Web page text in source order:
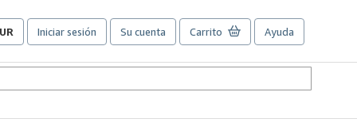
Iniciar sesión Su cuenta Carrito Ayuda